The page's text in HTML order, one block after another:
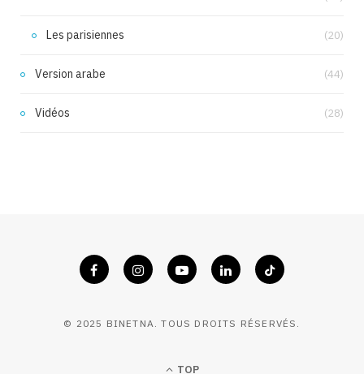
Les parisiennes (20)
Version arabe (44)
Vidéos (28)
© 2025 BINETNA. TOUS DROITS RÉSERVÉS.
TOP